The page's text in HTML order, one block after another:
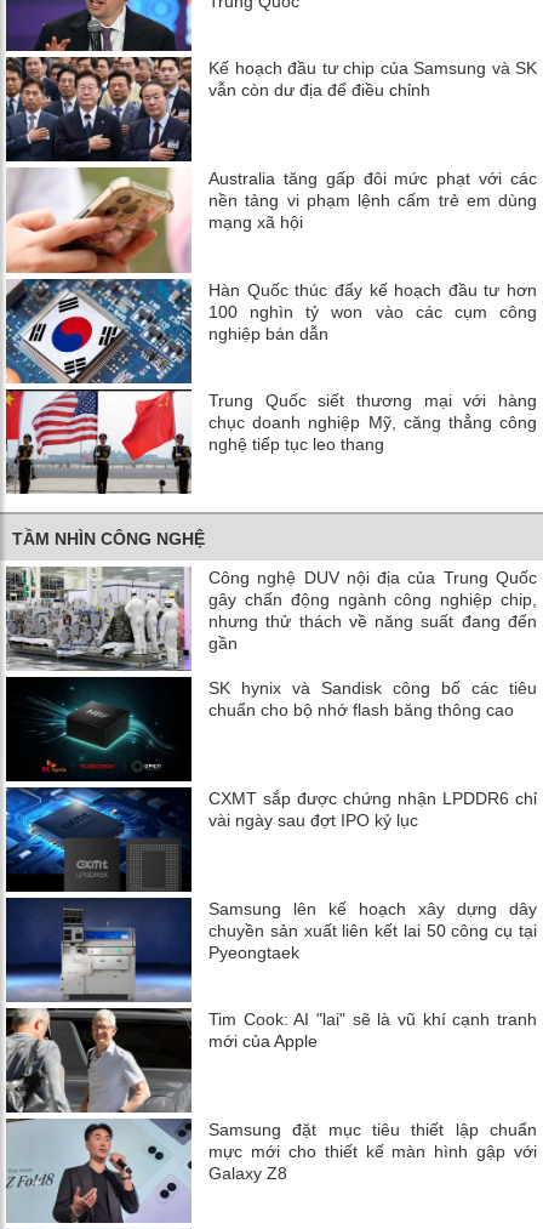
Kế hoạch đầu tư chip của Samsung và SK
vẫn còn dư địa để điều chỉnh
Australia tăng gấp đôi mức phạt với các
nền tảng vi phạm lệnh cấm trẻ em dùng
mạng xã hội
Hàn Quốc thúc đẩy kế hoạch đầu tư hơn
100 nghìn tỷ won vào các cụm công
nghiệp bán dẫn
Trung Quốc siết thương mại với hàng
chục doanh nghiệp Mỹ, căng thẳng công
nghệ tiếp tục leo thang
TẦM NHÌN CÔNG NGHỆ
Công nghệ DUV nội địa của Trung Quốc
gây chấn động ngành công nghiệp chip,
nhưng thử thách về năng suất đang đến
gần
SK hynix và Sandisk công bố các tiêu
chuẩn cho bộ nhớ flash băng thông cao
CXMT sắp được chứng nhận LPDDR6 chỉ
vài ngày sau đợt IPO kỷ lục
Samsung lên kế hoạch xây dựng dây
chuyền sản xuất liên kết lai 50 công cụ tại
Pyeongtaek
Tim Cook: AI "lai" sẽ là vũ khí cạnh tranh
mới của Apple
Samsung đặt mục tiêu thiết lập chuẩn
mực mới cho thiết kế màn hình gập với
Galaxy Z8